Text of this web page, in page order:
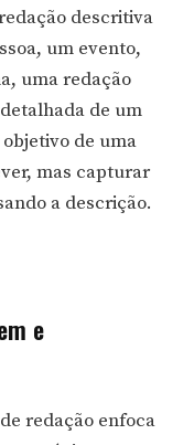
descritiva
um evento,
uma redação
de um
de uma
mas capturar
a descrição.
e
redação enfoca